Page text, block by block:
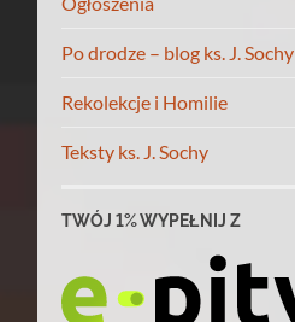
Po drodze – blog ks. J. Sochy
Rekolekcje i Homilie
Teksty ks. J. Sochy
TWÓJ 1% WYPEŁNIJ Z